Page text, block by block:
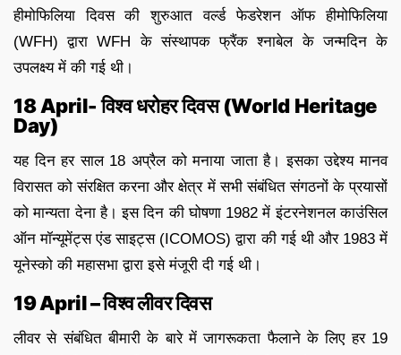
हीमोफिलिया दिवस की शुरुआत वर्ल्ड फेडरेशन ऑफ हीमोफिलिया
(WFH) द्वारा WFH के संस्थापक फ्रैंक श्नाबेल के जन्मदिन के
उपलक्ष्य में की गई थी।
18 April- विश्व धरोहर दिवस (World Heritage
Day)
यह दिन हर साल 18 अप्रैल को मनाया जाता है। इसका उद्देश्य मानव
विरासत को संरक्षित करना और क्षेत्र में सभी संबंधित संगठनों के प्रयासों
को मान्यता देना है। इस दिन की घोषणा 1982 में इंटरनेशनल काउंसिल
ऑन मॉन्यूमेंट्स एंड साइट्स (ICOMOS) द्वारा की गई थी और 1983 में
यूनेस्को की महासभा द्वारा इसे मंजूरी दी गई थी।
19 April – विश्व लीवर दिवस
लीवर से संबंधित बीमारी के बारे में जागरूकता फैलाने के लिए हर 19